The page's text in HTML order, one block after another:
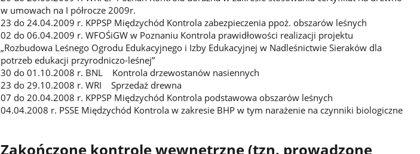
w umowach na I półrocze 2009r.
23 do 24.04.2009 r. KPPSP Międzychód Kontrola zabezpieczenia ppoż. obszarów leśnych
02 do 06.04.2009 r. WFOŚiGW w Poznaniu Kontrola prawidłowości realizacji projektu
„Rozbudowa Leśnego Ogrodu Edukacyjnego i Izby Edukacyjnej w Nadleśnictwie Sieraków dla
potrzeb edukacji przyrodniczo-leśnej”
30 do 01.10.2008 r. BNL Kontrola drzewostanów nasiennych
23 do 29.10.2008 r. WRI Sprzedaż drewna
07 do 20.04.2008 r. KPPSP Międzychód Kontrola podstawowa obszarów leśnych
04.04.2008 r. PSSE Międzychód Kontrola w zakresie BHP w tym narażenie na czynniki biologiczne
Zakończone kontrole wewnętrzne (tzn. prowadzone